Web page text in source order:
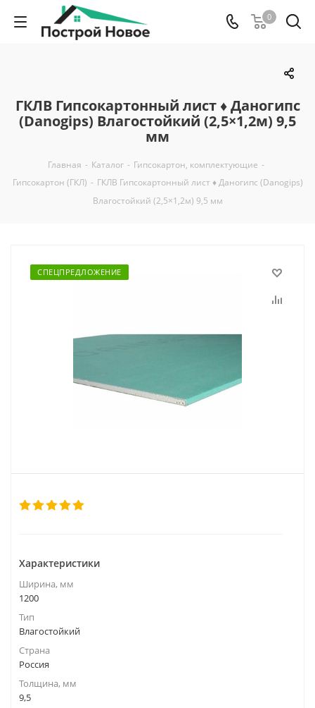
0
ГКЛВ Гипсокартонный лист ♦ Даногипс
(Danogips) Влагостойкий (2,5×1,2м) 9,5
мм
Главная - Каталог - Гипсокартон, комплектующие -
Гипсокартон (ГКЛ) - ГКЛВ Гипсокартонный лист ♦ Даногипс (Danogips)
Влагостойкий (2,5×1,2м) 9,5 мм
СПЕЦПРЕДЛОЖЕНИЕ
Характеристики
Ширина, мм
1200
Тип
Влагостойкий
Страна
Россия
Толщина, мм
9,5